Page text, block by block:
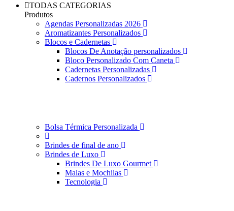
TODAS CATEGORIAS
Produtos
Agendas Personalizadas 2026
Aromatizantes Personalizados
Blocos e Cadernetas
Blocos De Anotação personalizados
Bloco Personalizado Com Caneta
Cadernetas Personalizadas
Cadernos Personalizados
Bolsa Térmica Personalizada
Brindes de final de ano
Brindes de Luxo
Brindes De Luxo Gourmet
Malas e Mochilas
Tecnologia